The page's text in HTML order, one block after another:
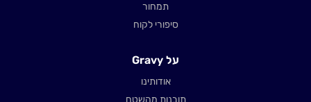
תמחור
סיפורי לקוח
על Gravy
אודותינו
תובנות מהשטח